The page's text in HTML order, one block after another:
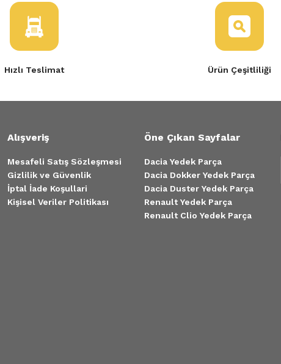
Hızlı Teslimat Ürün Çeşitliliği
Alışveriş
Mesafeli Satış Sözleşmesi
Gizlilik ve Güvenlik
İptal İade Koşullari
Kişisel Veriler Politikası
Öne Çıkan Sayfalar
Dacia Yedek Parça
Dacia Dokker Yedek Parça
Dacia Duster Yedek Parça
Renault Yedek Parça
Renault Clio Yedek Parça